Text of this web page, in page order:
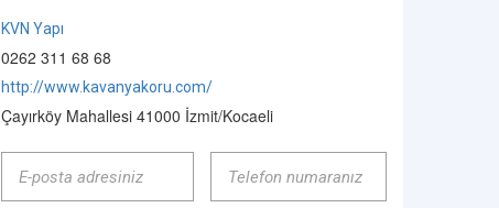
KVN Yapı
0262 311 68 68
http://www.kavanyakoru.com/
Çayırköy Mahallesi 41000 İzmit/Kocaeli